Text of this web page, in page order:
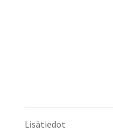
Lisätiedot